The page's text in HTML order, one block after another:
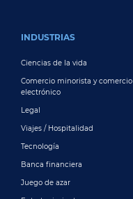
INDUSTRIAS
Ciencias de la vida
Comercio minorista y comercio
electrónico
Legal
Viajes / Hospitalidad
Tecnología
Banca financiera
Juego de azar